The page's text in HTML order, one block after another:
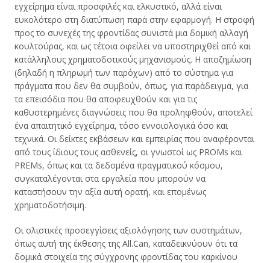
εγχείρημα είναι προσφιλές και ελκυστικό, αλλά είναι
ευκολότερο στη διατύπωση παρά στην εφαρμογή. Η στροφή
προς το συνεχές της φροντίδας συνιστά μια δομική αλλαγή
κουλτούρας, και ως τέτοια οφείλει να υποστηριχθεί από και
κατάλληλους χρηματοδοτικούς μηχανισμούς. Η αποζημίωση
(δηλαδή η πληρωμή των παρόχων) από το σύστημα για
πράγματα που δεν θα συμβούν, όπως, για παράδειγμα, για
τα επεισόδια που θα αποφευχθούν και για τις
καθυστερημένες διαγνώσεις που θα προληφθούν, αποτελεί
ένα απαιτητικό εγχείρημα, τόσο εννοιολογικά όσο και
τεχνικά. Οι δείκτες εκβάσεων και εμπειρίας που αναφέρονται
από τους ίδιους τους ασθενείς, οι γνωστοί ως PROMs και
PREMs, όπως και τα δεδομένα πραγματικού κόσμου,
συγκαταλέγονται στα εργαλεία που μπορούν να
καταστήσουν την αξία αυτή ορατή, και επομένως
χρηματοδοτήσιμη.
Οι ολιστικές προσεγγίσεις αξιολόγησης των συστημάτων,
όπως αυτή της έκθεσης της All.Can, καταδεικνύουν ότι τα
δομικά στοιχεία της σύγχρονης φροντίδας του καρκίνου